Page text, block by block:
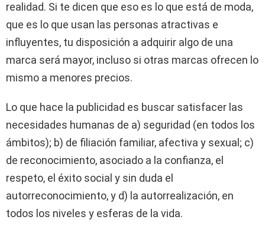
realidad. Si te dicen que eso es lo que está de moda,
que es lo que usan las personas atractivas e
influyentes, tu disposición a adquirir algo de una
marca será mayor, incluso si otras marcas ofrecen lo
mismo a menores precios.
Lo que hace la publicidad es buscar satisfacer las
necesidades humanas de a) seguridad (en todos los
ámbitos); b) de filiación familiar, afectiva y sexual; c)
de reconocimiento, asociado a la confianza, el
respeto, el éxito social y sin duda el
autorreconocimiento, y d) la autorrealización, en
todos los niveles y esferas de la vida.